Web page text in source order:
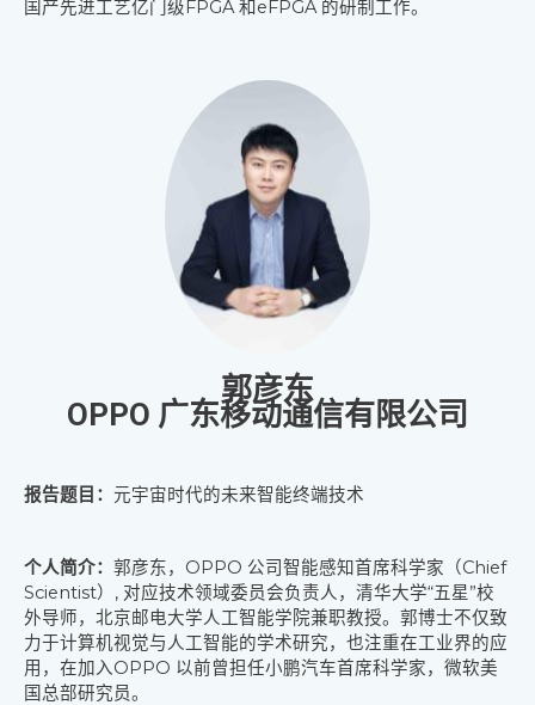
国产先进工艺亿门级FPGA 和eFPGA 的研制工作。
郭彦东
OPPO 广东移动通信有限公司
报告题目： 元宇宙时代的未来智能终端技术
个人简介： 郭彦东，OPPO 公司智能感知首席科学家（Chief
Scientist）, 对应技术领域委员会负责人，清华大学“五星”校
外导师，北京邮电大学人工智能学院兼职教授。郭博士不仅致
力于计算机视觉与人工智能的学术研究，也注重在工业界的应
用，在加入OPPO 以前曾担任小鹏汽车首席科学家，微软美
国总部研究员。